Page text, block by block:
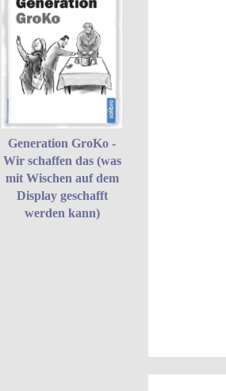
Generation GroKo -
Wir schaffen das (was
mit Wischen auf dem
Display geschafft
werden kann)